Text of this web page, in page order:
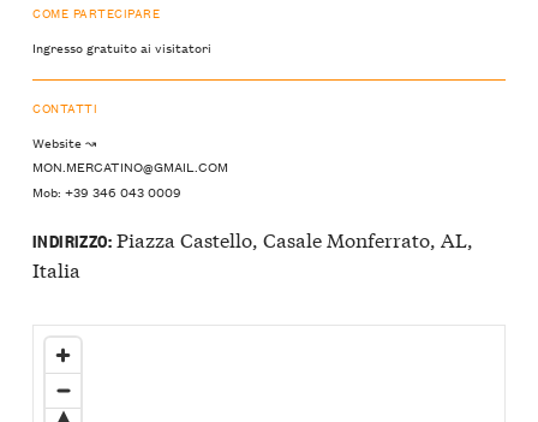
COME PARTECIPARE
Ingresso gratuito ai visitatori
CONTATTI
Website ↝
MON.MERCATINO@GMAIL.COM
Mob: +39 346 043 0009
INDIRIZZO:Piazza Castello, Casale Monferrato, AL,
Italia